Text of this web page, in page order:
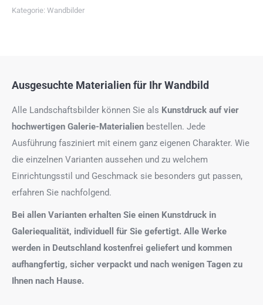
Kategorie: Wandbilder
Ausgesuchte Materialien für Ihr Wandbild
Alle Landschaftsbilder können Sie als Kunstdruck auf vier
hochwertigen Galerie-Materialien bestellen. Jede
Ausführung fasziniert mit einem ganz eigenen Charakter. Wie
die einzelnen Varianten aussehen und zu welchem
Einrichtungsstil und Geschmack sie besonders gut passen,
erfahren Sie nachfolgend.
Bei allen Varianten erhalten Sie einen Kunstdruck in
Galeriequalität, individuell für Sie gefertigt. Alle Werke
werden in Deutschland kostenfrei geliefert und kommen
aufhangfertig, sicher verpackt und nach wenigen Tagen zu
Ihnen nach Hause.